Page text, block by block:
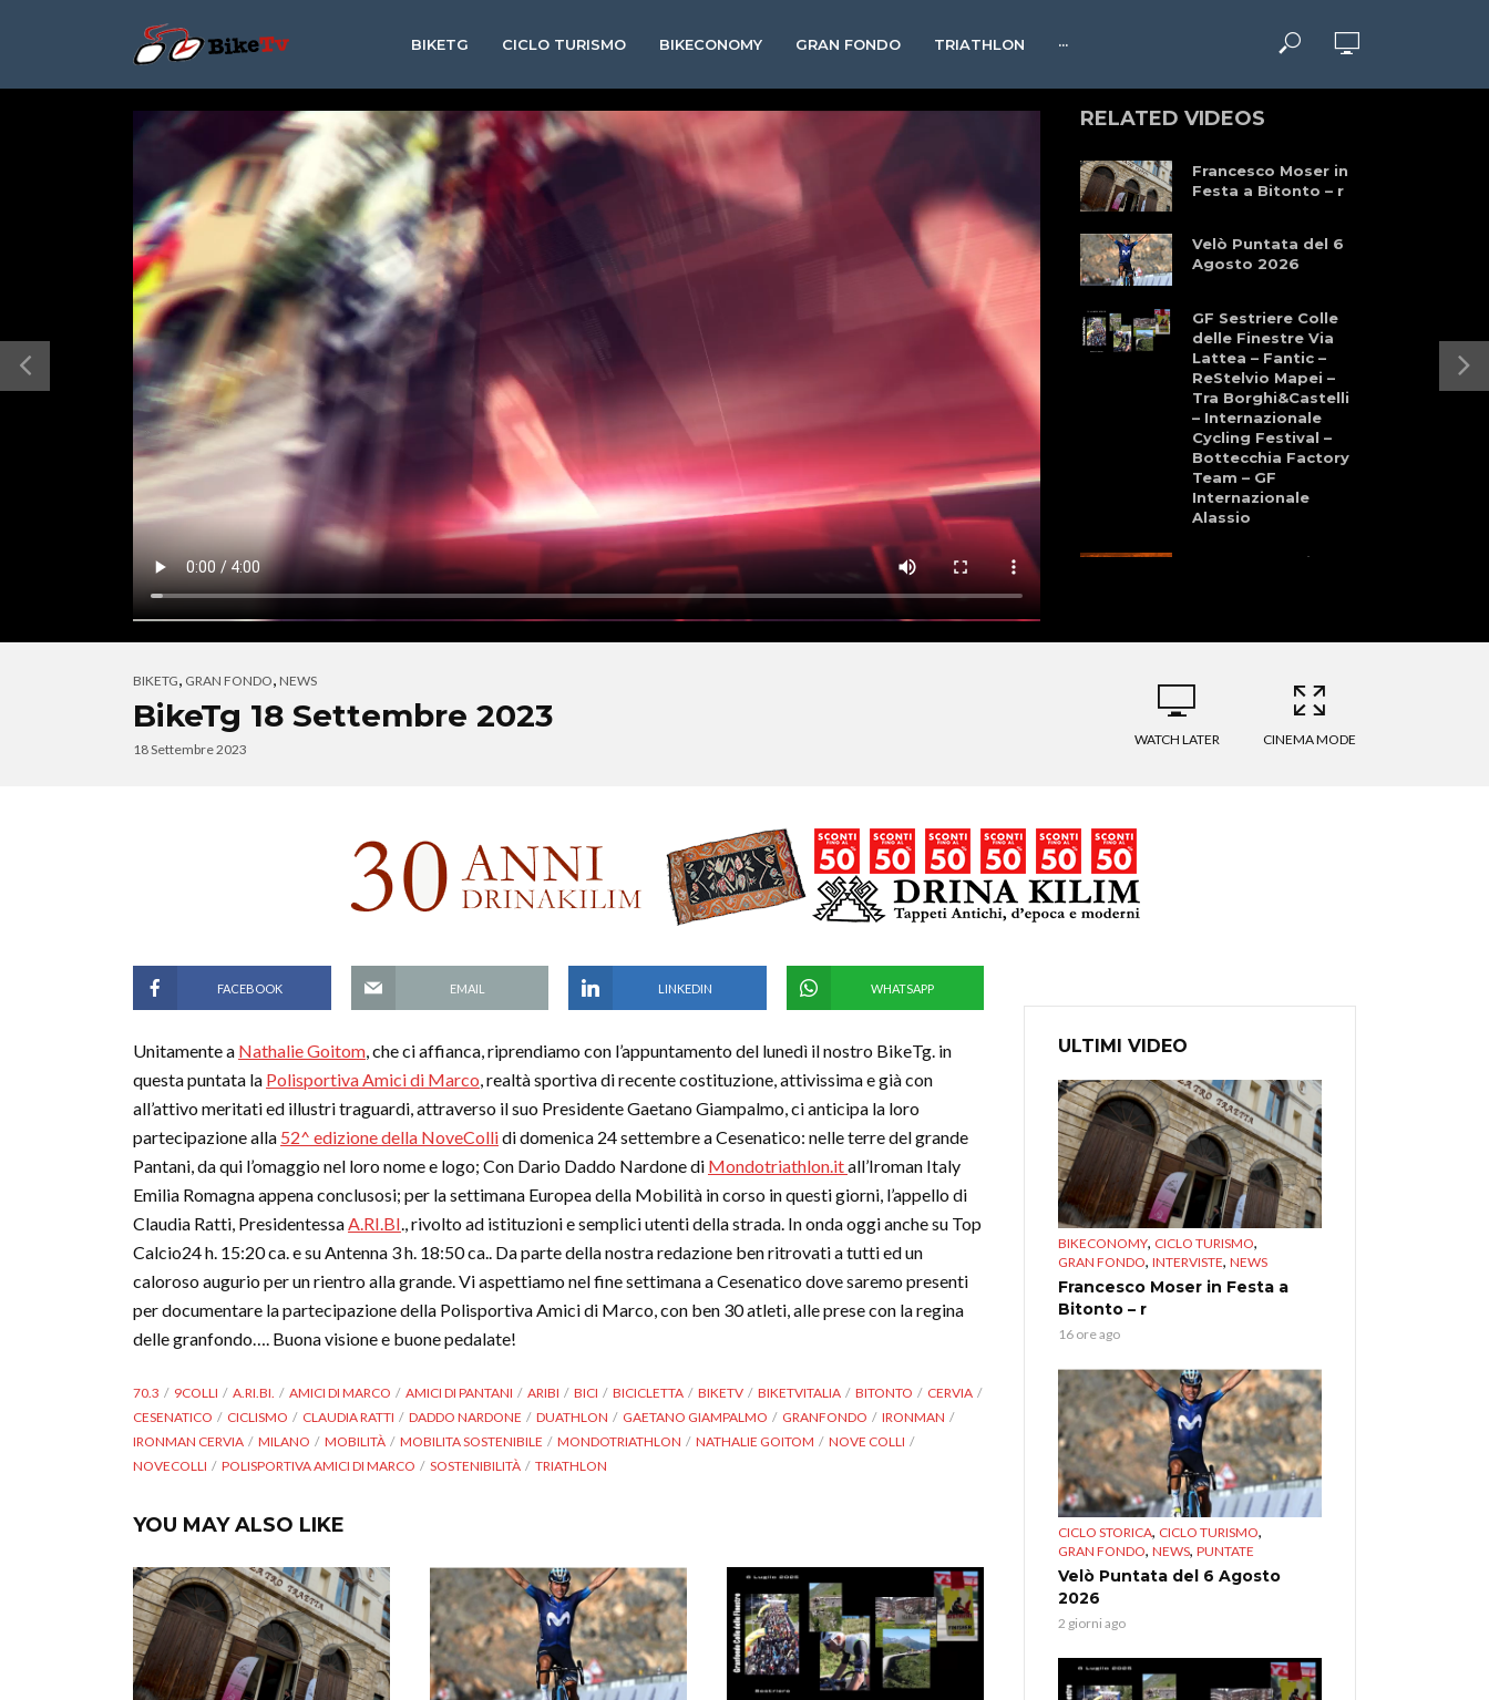
BIKETG CICLO TURISMO BIKECONOMY GRAN FONDO TRIATHLON ···
RELATED VIDEOS
Francesco Moser in
Festa a Bitonto – r
Velò Puntata del 6
Agosto 2026
GF Sestriere Colle
delle Finestre Via
Lattea – Fantic –
ReStelvio Mapei –
Tra Borghi&Castelli
– Internazionale
Cycling Festival –
Bottecchia Factory
Team – GF
Internazionale
Alassio
Granfondo dei
Marathon: Storia,
Cultura, Sport, e
BIKETG, GRAN FONDO, NEWS
BikeTg 18 Settembre 2023
18 Settembre 2023
WATCH LATER CINEMA MODE
FACEBOOK EMAIL LINKEDIN WHATSAPP
Unitamente a Nathalie Goitom, che ci affianca, riprendiamo con l’appuntamento del lunedì il nostro BikeTg. in
questa puntata la Polisportiva Amici di Marco, realtà sportiva di recente costituzione, attivissima e già con
all’attivo meritati ed illustri traguardi, attraverso il suo Presidente Gaetano Giampalmo, ci anticipa la loro
partecipazione alla 52^ edizione della NoveCollidi domenica 24 settembre a Cesenatico: nelle terre del grande
Pantani, da qui l’omaggio nel loro nome e logo; Con Dario Daddo Nardone di Mondotriathlon.itall’Iroman Italy
Emilia Romagna appena conclusosi; per la settimana Europea della Mobilità in corso in questi giorni, l’appello di
Claudia Ratti, PresidentessaA.RI.BI., rivolto ad istituzioni e semplici utenti della strada. In onda oggi anche su Top
Calcio24 h. 15:20 ca. e su Antenna 3 h. 18:50 ca.. Da parte della nostra redazione ben ritrovati a tutti ed un
caloroso augurio per un rientro alla grande. Vi aspettiamo nel fine settimana a Cesenatico dove saremo presenti
per documentare la partecipazione della Polisportiva Amici di Marco, con ben 30 atleti, alle prese con la regina
delle granfondo…. Buona visione e buone pedalate!
70.3 9COLLI A.RI.BI. AMICI DI MARCO AMICI DI PANTANI ARIBI BICI BICICLETTA BIKETV BIKETVITALIA BITONTO
CERVIA
CESENATICO
CICLISMO CLAUDIA RATTI DADDO NARDONE DUATHLON GAETANO GIAMPALMO GRANFONDO
IRONMAN
IRONMAN CERVIA
MILANO MOBILITÀ MOBILITA SOSTENIBILE MONDOTRIATHLON NATHALIE GOITOM
NOVE COLLI
NOVECOLLI
POLISPORTIVA AMICI DI MARCO SOSTENIBILITÀ TRIATHLON
YOU MAY ALSO LIKE
ULTIMI VIDEO
BIKECONOMY, CICLO TURISMO,
GRAN FONDO, INTERVISTE, NEWS
Francesco Moser in Festa a
Bitonto – r
16 ore ago
CICLO STORICA, CICLO TURISMO,
GRAN FONDO, NEWS, PUNTATE
Velò Puntata del 6 Agosto
2026
2 giorni ago